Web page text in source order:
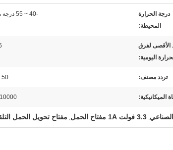
درجة الحرارة
المحيطة:
-40 ~ 55 درجة مئوية
الأقصى لفرق
اليومية:
تردد مصنف: 50 هرتز
الميكانيكية: 10000 مرة
, 3.3 فولت 1A مفتاح الحمل , مفتاح تحويل الحمل